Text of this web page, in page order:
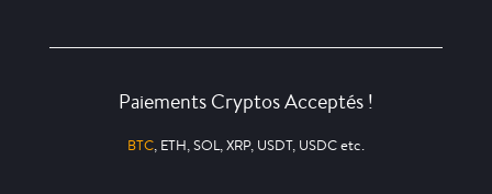
Paiements Cryptos Acceptés !
BTC, ETH, SOL, XRP, USDT, USDC etc.